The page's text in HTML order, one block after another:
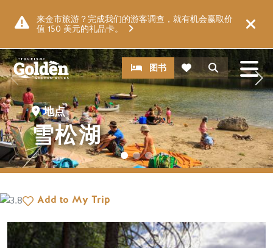
来金市旅游？完成我们的游客调查，就有机会赢取价
值 150 美元的礼品卡。
搜索
CTA图书
地点
雪松湖
Add to My Trip